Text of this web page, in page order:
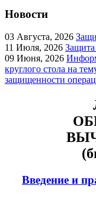
Новости
03 Августа, 2026
11 Июля, 2026 Защита
09 Июня, 2026
круглого стола на
защищенности
Введение и